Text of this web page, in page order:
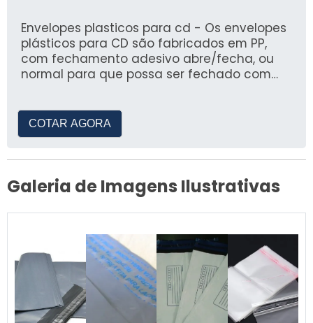
Envelopes plasticos para cd - Os envelopes
plásticos para CD são fabricados em PP,
com fechamento adesivo abre/fecha, ou
normal para que possa ser fechado com
COTAR AGORA
Galeria de Imagens Ilustrativas